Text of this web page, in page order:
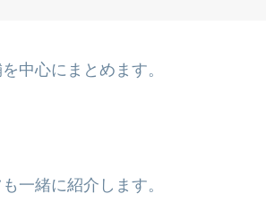
中心にまとめます。
一緒に紹介します。